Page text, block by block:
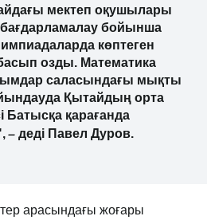
мектеп оқушылары
бойынша
көптеген
озды. Математика
саласындағы мықты
Қытайдың орта
Батысқа қарағанда
– деді Павел Дуров.
арасындағы жоғары